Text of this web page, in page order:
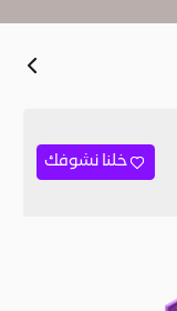
خلنا نشوفك